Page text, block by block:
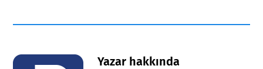
Yazar hakkında